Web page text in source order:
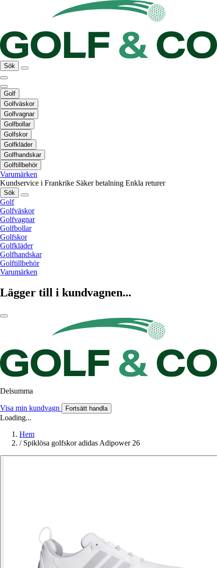
Sök
Golf
Golfväskor
Golfvagnar
Golfbollar
Golfskor
Golfkläder
Golfhandskar
Golftillbehör
Varumärken
Kundservice i Frankrike Säker betalning Enkla returer
Sök
Golf
Golfväskor
Golfvagnar
Golfbollar
Golfskor
Golfkläder
Golfhandskar
Golftillbehör
Varumärken
Lägger till i kundvagnen...
Delsumma
Visa min kundvagn Fortsätt handla
Loading...
Hem
/ Spiklösa golfskor adidas Adipower 26